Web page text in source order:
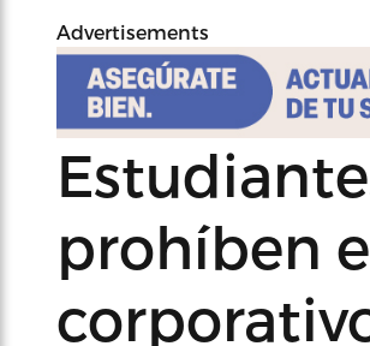
Advertisements
prohíben